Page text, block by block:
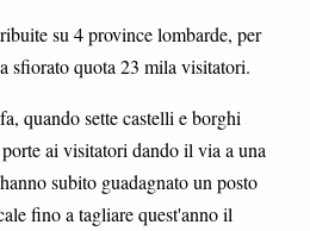
su 4 province lombarde, per
sfiorato quota 23 mila visitatori.
quando sette castelli e borghi
ai visitatori dando il via a una
subito guadagnato un posto
fino a tagliare quest'anno il